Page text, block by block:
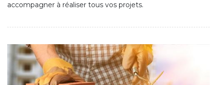
accompagner à réaliser tous vos projets.